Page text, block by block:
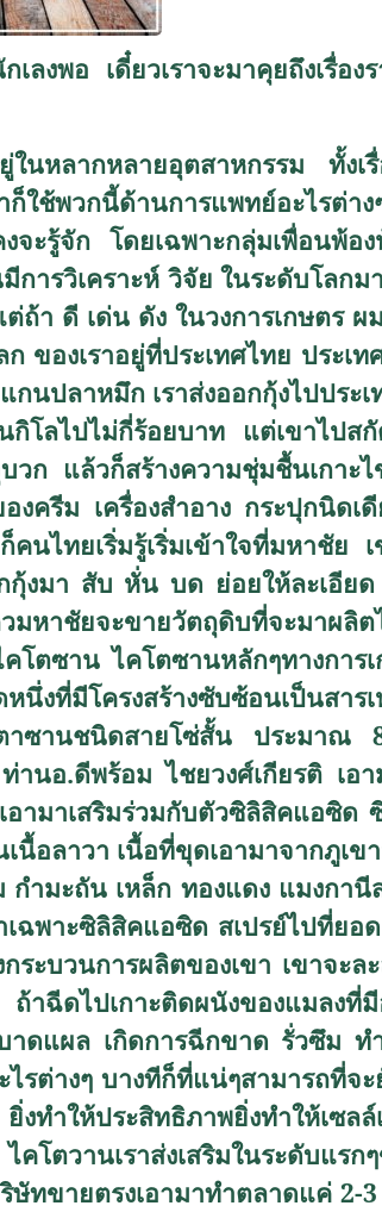
งพอ เดี๋ยวเราจะมาคุยถึงเรื่อง
นหลากหลายอุตสาหกรรม ทั้งเ
พวกนี้ด้านการแพทย์อะไรต่าง
ะรู้จัก โดยเฉพาะกลุ่มเพื่อนพ้อ
ารวิเคราะห์ วิจัย ในระดับโลก
า ดี เด่น ดัง ในวงการเกษตร
งเราอยู่ที่ประเทศไทย ประเท
กนปลาหมึก เราส่งออกกุ้งไปป
นกิโลไปไม่กี่ร้อยบาท แต่เขาไ
วก แล้วก็สร้างความชุ่มชื้นเกาะไ
ครีม เครื่องสำอาง กระปุกนิดเ
ไทยเริ่มรู้เริ่มเข้าใจที่มหาชัย เ
กุ้งมา สับ หั่น บด ย่อยให้ละเอีย
หาชัยจะขายวัตถุดิบที่จะมาผลิ
ตซาน ไคโตซานหลักๆทางการ
งที่มีโครงสร้างซับซ้อนเป็นสาร
ซานชนิดสายโซ่สั้น ประมาณ
อ.ดีพร้อม ไชยวงศ์เกียรติ เอา
อามาเสริมร่วมกับตัวซิลิสิคแอซิ
อลาวา เนื้อที่ขุดเอามาจากภูเ
ำมะถัน เหล็ก ทองแดง แมงกานี
เฉพาะซิลิสิคแอซิด สเปรย์ไปที่ยอ
ะบวนการผลิตของเขา เขาจะล
ฉีดไปเกาะติดผนังของแมลงที่
แผล เกิดการฉีกขาด รั่วซึม ทำ
รต่างๆ บางทีก็ที่แน่ๆสามารถที่
ทำให้ประสิทธิภาพยิ่งทำให้เซ
ตวานเราส่งเสริมในระดับแรก
ทขายตรงเอามาทำตลาดแค่ 2-